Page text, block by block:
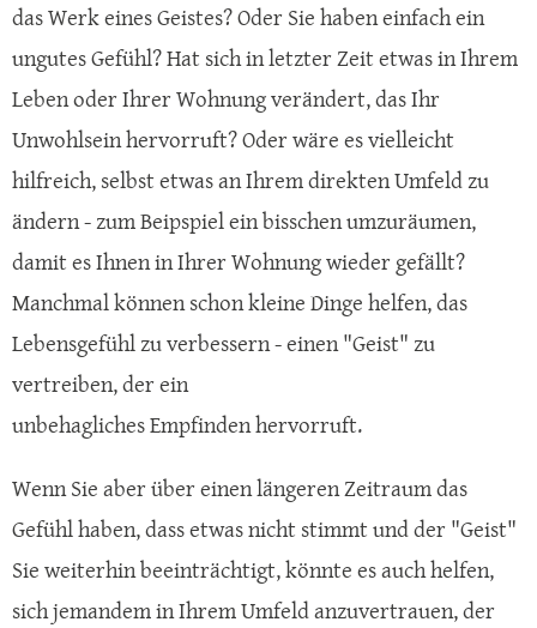
das Werk eines Geistes? Oder Sie haben einfach ein
ungutes Gefühl? Hat sich in letzter Zeit etwas in Ihrem
Leben oder Ihrer Wohnung verändert, das Ihr
Unwohlsein hervorruft? Oder wäre es vielleicht
hilfreich, selbst etwas an Ihrem direkten Umfeld zu
ändern - zum Beipspiel ein bisschen umzuräumen,
damit es Ihnen in Ihrer Wohnung wieder gefällt?
Manchmal können schon kleine Dinge helfen, das
Lebensgefühl zu verbessern - einen "Geist" zu
vertreiben, der ein
unbehagliches Empfinden hervorruft.
Wenn Sie aber über einen längeren Zeitraum das
Gefühl haben, dass etwas nicht stimmt und der "Geist"
Sie weiterhin beeinträchtigt, könnte es auch helfen,
sich jemandem in Ihrem Umfeld anzuvertrauen, der